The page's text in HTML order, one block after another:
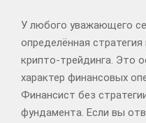
У любого уважающего
определённая
крипто-трейдинга. Это
характер финансовых
Финансист без
фундамента. Если вы